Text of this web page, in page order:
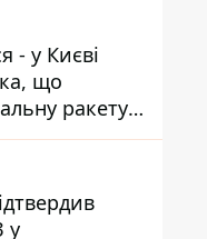
- у Києві
що
ракету,
у